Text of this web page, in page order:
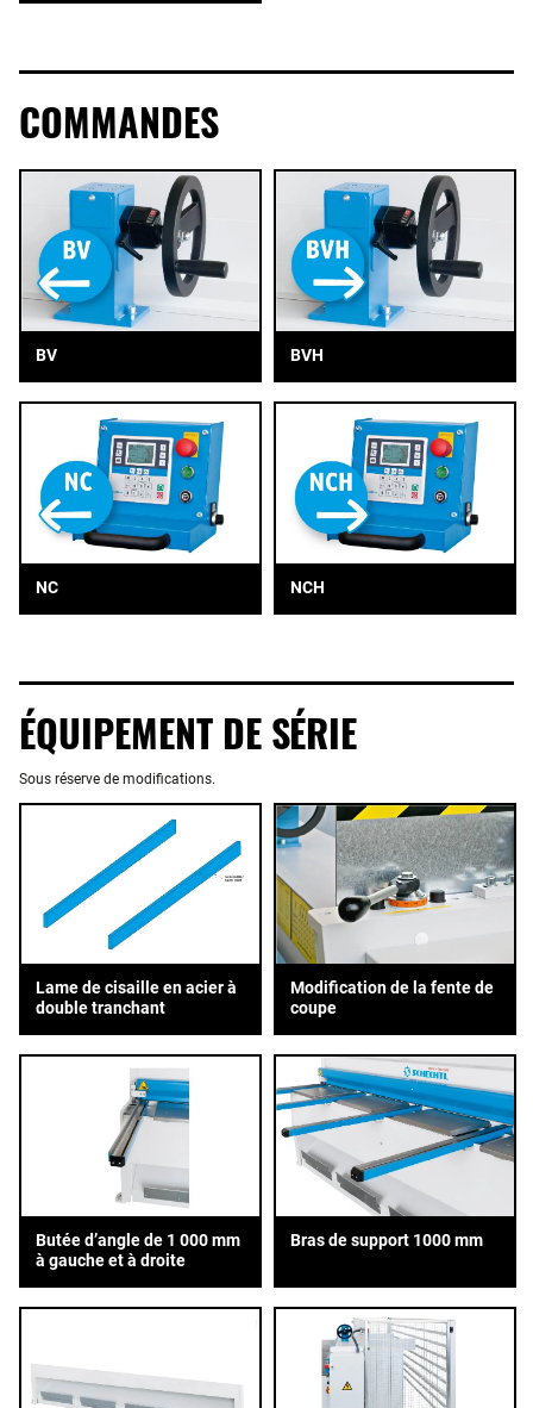
COMMANDES
BV BVH
NC NCH
ÉQUIPEMENT DE SÉRIE
Sous réserve de modifications.
Lame de cisaille en acier à
double tranchant
Modification de la fente de
coupe
Butée d’angle de 1 000 mm
à gauche et à droite
Bras de support 1000 mm